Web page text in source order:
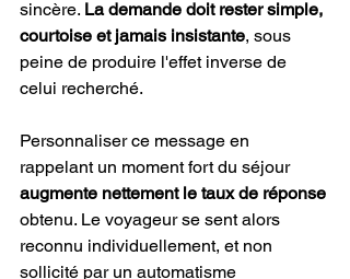
sincère. La demande doit rester simple,
courtoise et jamais insistante, sous
peine de produire l'effet inverse de
celui recherché.
Personnaliser ce message en
rappelant un moment fort du séjour
augmente nettement le taux de réponse
obtenu. Le voyageur se sent alors
reconnu individuellement, et non
sollicité par un automatisme